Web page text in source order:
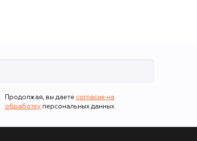
Продолжая, вы даете согласие на
обработку персональных данных